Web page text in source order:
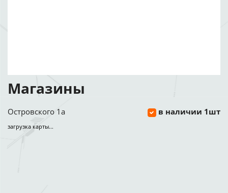
Магазины
Островского 1а в наличии 1шт
загрузка карты...